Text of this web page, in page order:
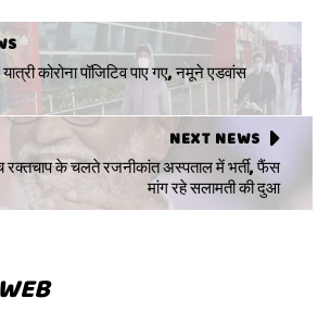
कोरोना पॉजिटिव पाए गए, नमूने एडवांस
NEXT NEWS
के चलते रजनीकांत अस्पताल में भर्ती, फैंस
मांग रहे सलामती की दुआ